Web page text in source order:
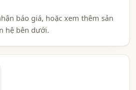
báo giá, hoặc xem thêm sản
hệ bên dưới.